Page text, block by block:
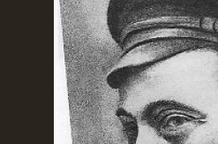
RUDÝ HLADOMOR: STALINOVA
KATYŇSKÝ MASAKR